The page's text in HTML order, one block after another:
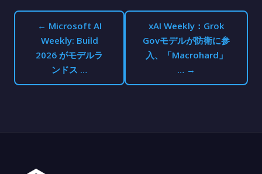
← Microsoft AI
Weekly: Build
2026 がモデルラ
ンドス …
xAI Weekly：Grok
Govモデルが防衛に参
入、「Macrohard」
… →